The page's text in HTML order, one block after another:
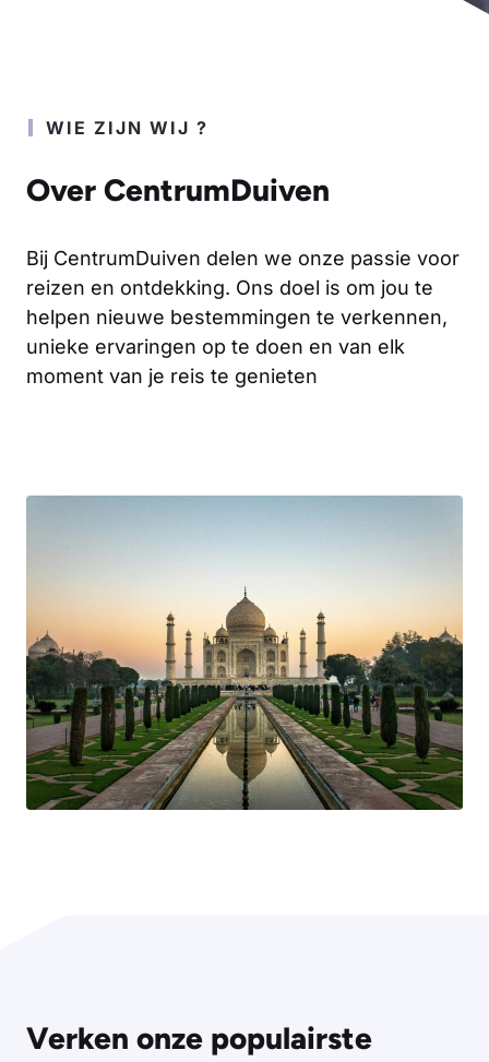
WIE ZIJN WIJ ?
Over CentrumDuiven
Bij CentrumDuiven delen we onze passie voor
reizen en ontdekking. Ons doel is om jou te
helpen nieuwe bestemmingen te verkennen,
unieke ervaringen op te doen en van elk
moment van je reis te genieten
Verken onze populairste